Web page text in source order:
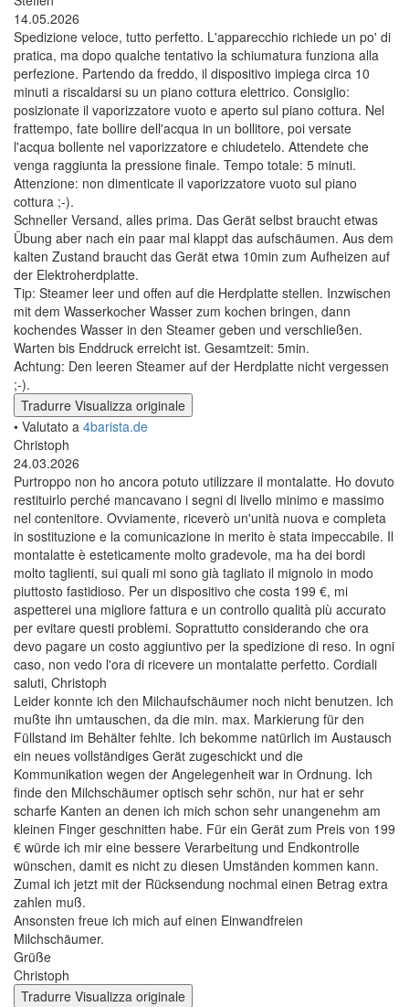
14.05.2026
Spedizione veloce, tutto perfetto. L'apparecchio richiede un po' di
pratica, ma dopo qualche tentativo la schiumatura funziona alla
perfezione. Partendo da freddo, il dispositivo impiega circa 10
minuti a riscaldarsi su un piano cottura elettrico. Consiglio:
posizionate il vaporizzatore vuoto e aperto sul piano cottura. Nel
frattempo, fate bollire dell'acqua in un bollitore, poi versate
l'acqua bollente nel vaporizzatore e chiudetelo. Attendete che
venga raggiunta la pressione finale. Tempo totale: 5 minuti.
Attenzione: non dimenticate il vaporizzatore vuoto sul piano
cottura ;-).
Schneller Versand, alles prima. Das Gerät selbst braucht etwas
Übung aber nach ein paar mal klappt das aufschäumen. Aus dem
kalten Zustand braucht das Gerät etwa 10min zum Aufheizen auf
der Elektroherdplatte.
Tip: Steamer leer und offen auf die Herdplatte stellen. Inzwischen
mit dem Wasserkocher Wasser zum kochen bringen, dann
kochendes Wasser in den Steamer geben und verschließen.
Warten bis Enddruck erreicht ist. Gesamtzeit: 5min.
Achtung: Den leeren Steamer auf der Herdplatte nicht vergessen
;-).
Tradurre Visualizza originale
• Valutato a 4barista.de
Christoph
24.03.2026
Purtroppo non ho ancora potuto utilizzare il montalatte. Ho dovuto
restituirlo perché mancavano i segni di livello minimo e massimo
nel contenitore. Ovviamente, riceverò un'unità nuova e completa
in sostituzione e la comunicazione in merito è stata impeccabile. Il
montalatte è esteticamente molto gradevole, ma ha dei bordi
molto taglienti, sui quali mi sono già tagliato il mignolo in modo
piuttosto fastidioso. Per un dispositivo che costa 199 €, mi
aspetterei una migliore fattura e un controllo qualità più accurato
per evitare questi problemi. Soprattutto considerando che ora
devo pagare un costo aggiuntivo per la spedizione di reso. In ogni
caso, non vedo l'ora di ricevere un montalatte perfetto. Cordiali
saluti, Christoph
Leider konnte ich den Milchaufschäumer noch nicht benutzen. Ich
mußte ihn umtauschen, da die min. max. Markierung für den
Füllstand im Behälter fehlte. Ich bekomme natürlich im Austausch
ein neues vollständiges Gerät zugeschickt und die
Kommunikation wegen der Angelegenheit war in Ordnung. Ich
finde den Milchschäumer optisch sehr schön, nur hat er sehr
scharfe Kanten an denen ich mich schon sehr unangenehm am
kleinen Finger geschnitten habe. Für ein Gerät zum Preis von 199
€ würde ich mir eine bessere Verarbeitung und Endkontrolle
wünschen, damit es nicht zu diesen Umständen kommen kann.
Zumal ich jetzt mit der Rücksendung nochmal einen Betrag extra
zahlen muß.
Ansonsten freue ich mich auf einen Einwandfreien
Milchschäumer.
Grüße
Christoph
Tradurre Visualizza originale